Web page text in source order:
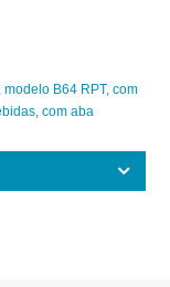
B64 RPT, com
com aba